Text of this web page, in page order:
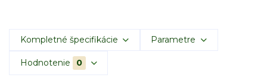
Kompletné špecifikácie Parametre
Hodnotenie 0